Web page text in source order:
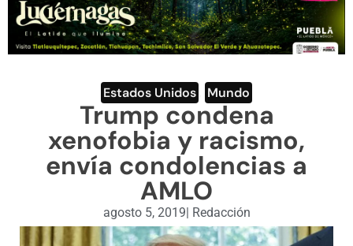
OPINIÓN
DEPORTES
ENGLISH SECTION
VIDEOS
Estados Unidos Mundo
Trump condena
xenofobia y racismo,
envía condolencias a
AMLO
agosto 5, 2019| Redacción